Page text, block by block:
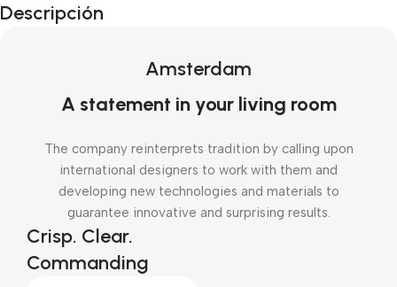
Descripción
Amsterdam
A statement in your living room
The company reinterprets tradition by calling upon
international designers to work with them and
developing new technologies and materials to
guarantee innovative and surprising results.
Crisp. Clear.
Commanding